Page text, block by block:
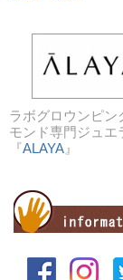
ラボグロウンピン
モンド専門ジュエ
『ALAYA 』